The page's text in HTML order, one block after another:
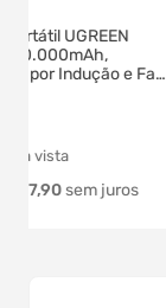
UGREEN
10.000mAh,
por Indução e Fast
à vista
27,90